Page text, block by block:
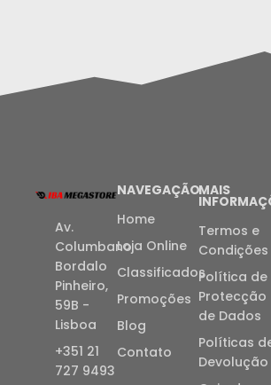
Av.
Columbano
Bordalo
Pinheiro,
59B -
Lisboa
+351 21
727 9493
NAVEGAÇÃO
Home
Loja Online
Classificados
Promoções
Blog
Contato
MAIS
Termos e
Condições
Política de
Protecção
de Dados
Políticas
Devolução